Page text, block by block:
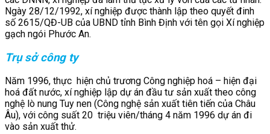
Ngày 28/12/1992, xí nghiệp được thành lập theo quyết đinh
số 2615/QĐ-UB của UBND tỉnh Bình Định với tên gọi Xí nghiệp
gạch ngói Phước An.
Trụ sở công ty
Năm 1996, thực hiện chủ trương Công nghiệp hoá – hiện đại
hoá đất nước, xí nghiệp lập dự án đầu tư sản xuất theo công
nghệ lò nung Tuy nen (Công nghệ sản xuất tiên tiến của Châu
Âu), với công suất 20 triệu viên/tháng 4 năm 1996 dự án đi
vào sản xuất thử.